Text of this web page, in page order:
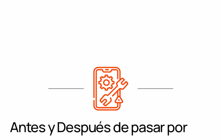
Antes y Después de pasar por